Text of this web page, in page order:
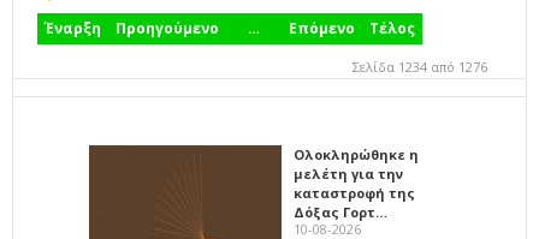
Έναρξη
Προηγούμενο … Επόμενο Τέλος
Σελίδα 1234 από 1276
Ολοκληρώθηκε η
μελέτη για την
καταστροφή της
Δόξας Γορτ…
10-08-2026